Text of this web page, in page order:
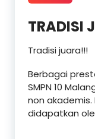
TRADISI
Tradisi juara!!!
Berbagai
SMPN 10
non
didapatkan